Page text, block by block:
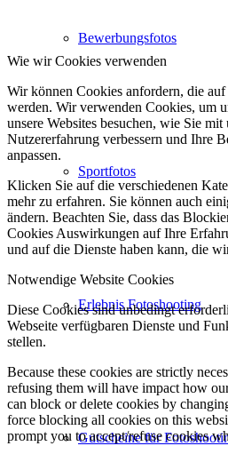
Bewerbungsfotos
Sportfotos
Erlebnis Fotoshooting
Gutscheine für
Wie wir Cookies verwenden
Wir können Cookies anfordern, die
werden. Wir verwenden Cookies, um
unsere Websites besuchen, wie Sie
Nutzererfahrung verbessern und Ihre
anpassen.
Klicken Sie auf die verschiedenen
mehr zu erfahren. Sie können auch
ändern. Beachten Sie, dass das
Cookies Auswirkungen auf Ihre
und auf die Dienste haben kann, die
Notwendige Website Cookies
Diese Cookies sind unbedingt
Webseite verfügbaren Dienste und
stellen.
Because these cookies are strictly
refusing them will have impact how
can block or delete cookies by
force blocking all cookies on this
prompt you to accept/refuse cookies